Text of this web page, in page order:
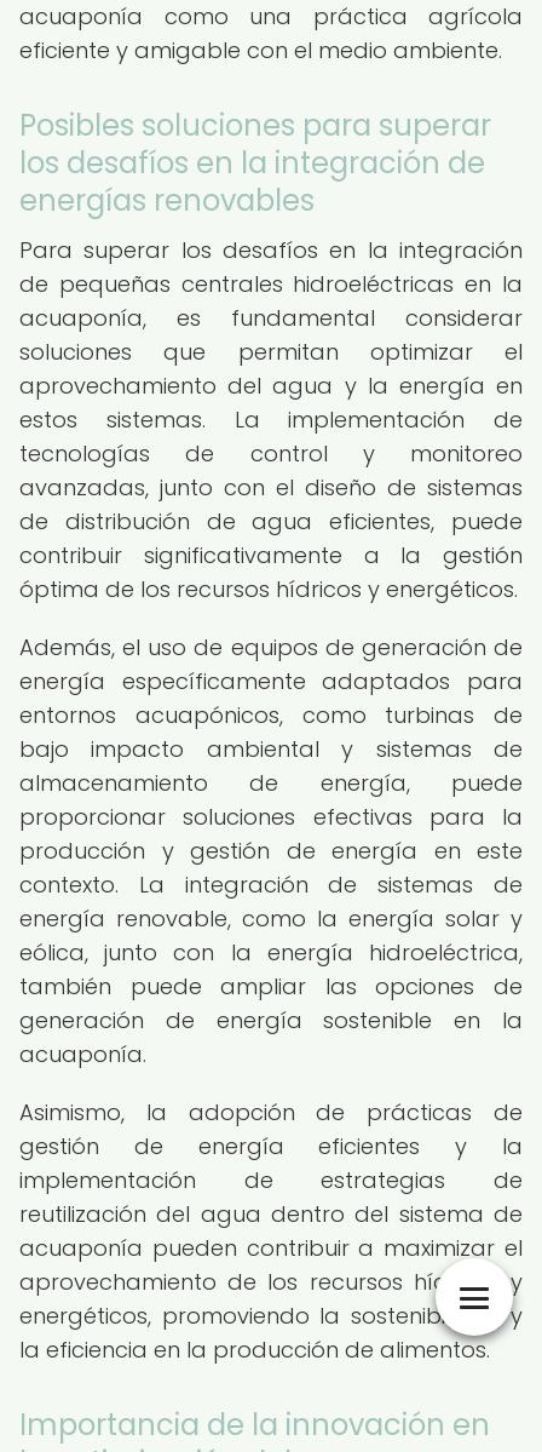
acuaponía como una práctica agrícola
eficiente y amigable con el medio ambiente.
Posibles soluciones para superar
los desafíos en la integración de
energías renovables
Para superar los desafíos en la integración
de pequeñas centrales hidroeléctricas en la
acuaponía, es fundamental considerar
soluciones que permitan optimizar el
aprovechamiento del agua y la energía en
estos sistemas. La implementación de
tecnologías de control y monitoreo
avanzadas, junto con el diseño de sistemas
de distribución de agua eficientes, puede
contribuir significativamente a la gestión
óptima de los recursos hídricos y energéticos.
Además, el uso de equipos de generación de
energía específicamente adaptados para
entornos acuapónicos, como turbinas de
bajo impacto ambiental y sistemas de
almacenamiento de energía, puede
proporcionar soluciones efectivas para la
producción y gestión de energía en este
contexto. La integración de sistemas de
energía renovable, como la energía solar y
eólica, junto con la energía hidroeléctrica,
también puede ampliar las opciones de
generación de energía sostenible en la
acuaponía.
Asimismo, la adopción de prácticas de
gestión de energía eficientes y la
implementación de estrategias de
reutilización del agua dentro del sistema de
acuaponía pueden contribuir a maximizar el
aprovechamiento de los recursos hídricos y
energéticos, promoviendo la sostenibilidad y
la eficiencia en la producción de alimentos.
Importancia de la innovación en